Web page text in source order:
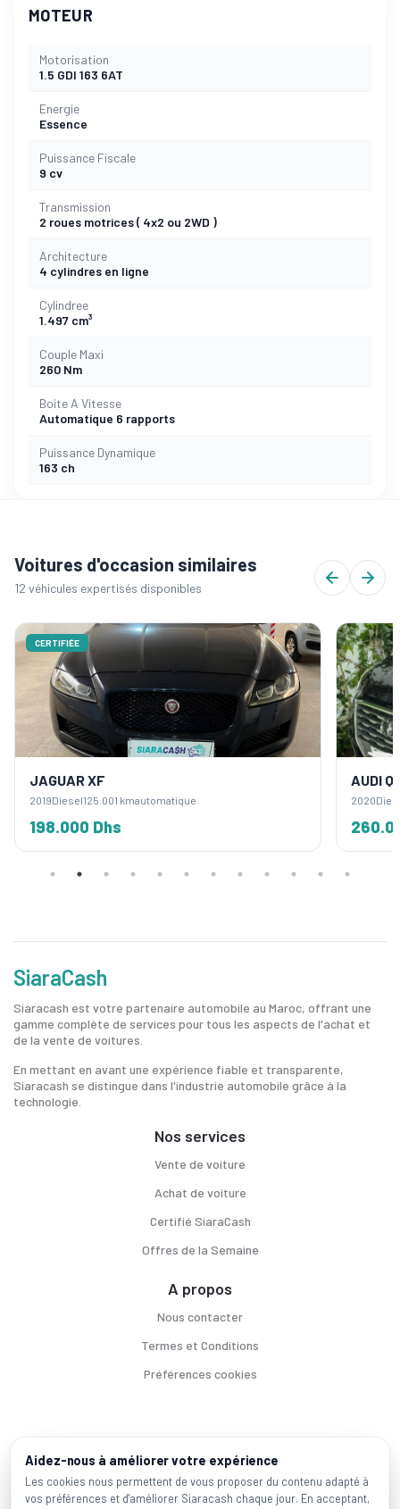
MOTEUR
Motorisation
1.5 GDI 163 6AT
Energie
Essence
Puissance Fiscale
9 cv
Transmission
2 roues motrices ( 4x2 ou 2WD )
Architecture
4 cylindres en ligne
Cylindree
1.497 cm³
Couple Maxi
260 Nm
Boite A Vitesse
Automatique 6 rapports
Puissance Dynamique
163 ch
Voitures d'occasion similaires
12 véhicules expertisés disponibles
CERTIFIÉE
JAGUAR XF
2019Diesel125.001 kmautomatique
198.000 Dhs
AUDI
2020
SiaraCash
Siaracash est votre partenaire automobile au Maroc, offrant une
gamme complète de services pour tous les aspects de l'achat et
de la vente de voitures.
En mettant en avant une expérience fiable et transparente,
Siaracash se distingue dans l'industrie automobile grâce à la
technologie.
Nos services
Vente de voiture
Achat de voiture
Certifié SiaraCash
Offres de la Semaine
A propos
Nous contacter
Termes et Conditions
Préférences cookies
Voitures par ville
Casablanca | | Mohammadia |Salé | |
Marques populaires
Aidez-nous à améliorer votre expérience
Les cookies nous permettent de vous proposer du contenu adapté à
vos préférences et d'améliorer Siaracash chaque jour. En acceptant,